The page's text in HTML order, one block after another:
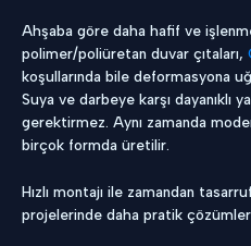
Ahşaba göre daha hafif ve
polimer/poliüretan duvar çıtaları,
koşullarında bile deformasyona
Suya ve darbeye karşı dayanıklı
gerektirmez. Aynı zamanda
birçok formda üretilir.
Hızlı montajı ile zamandan
projelerinde daha pratik çözümler